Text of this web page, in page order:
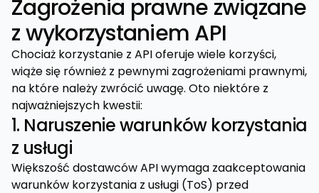
Zagrożenia prawne związane
z wykorzystaniem API
Chociaż korzystanie z API oferuje wiele korzyści,
wiąże się również z pewnymi zagrożeniami prawnymi,
na które należy zwrócić uwagę. Oto niektóre z
najważniejszych kwestii:
1. Naruszenie warunków korzystania
z usługi
Większość dostawców API wymaga zaakceptowania
warunków korzystania z usługi (ToS) przed